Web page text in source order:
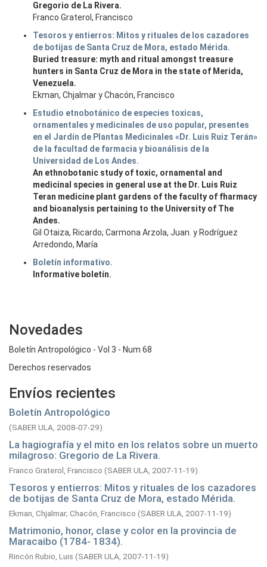
Gregorio de La Rivera.
Franco Graterol, Francisco
Tesoros y entierros: Mitos y rituales de los cazadores
de botijas de Santa Cruz de Mora, estado Mérida.
Buried treasure: myth and ritual amongst treasure
hunters in Santa Cruz de Mora in the state of Merida,
Venezuela.
Ekman, Chjalmar y Chacón, Francisco
Estudio etnobotánico de especies toxicas,
ornamentales y medicinales de uso popular, presentes
en el Jardín de Plantas Medicinales «Dr. Luis Ruiz Terán»
de la facultad de farmacia y bioanálisis de la
Universidad de Los Andes.
An ethnobotanic study of toxic, ornamental and
medicinal species in general use at the Dr. Luis Ruiz
Teran medicine plant gardens of the faculty of fharmacy
and bioanalysis pertaining to the University of The
Andes.
Gil Otaiza, Ricardo; Carmona Arzola, Juan. y Rodríguez
Arredondo, María
Boletín informativo.
Informative boletín.
Novedades
Boletín Antropológico - Vol 3 - Num 68
Derechos reservados
Envíos recientes
Boletín Antropológico
(SABER ULA, 2008-07-29)
La hagiografía y el mito en los relatos sobre un muerto
milagroso: Gregorio de La Rivera.
Franco Graterol, Francisco (SABER ULA, 2007-11-19)
Tesoros y entierros: Mitos y rituales de los cazadores
de botijas de Santa Cruz de Mora, estado Mérida.
Ekman, Chjalmar; Chacón, Francisco (SABER ULA, 2007-11-19)
Matrimonio, honor, clase y color en la provincia de
Maracaibo (1784- 1834).
Rincón Rubio, Luis (SABER ULA, 2007-11-19)